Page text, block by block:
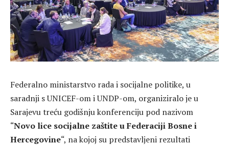
Federalno ministarstvo rada i socijalne politike, u
saradnji s UNICEF-om i UNDP-om, organiziralo je u
Sarajevu treću godišnju konferenciju pod nazivom
“Novo lice socijalne zaštite u Federaciji Bosne i
Hercegovine“, na kojoj su predstavljeni rezultati